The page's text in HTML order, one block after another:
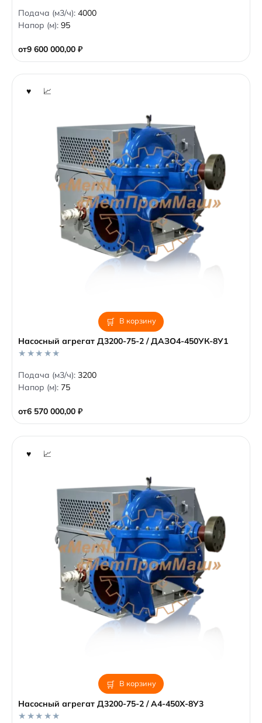
от9 600 000,00 ₽
0
o
u
f
5
Подача (м3/ч): 4000
Напор (м): 95
В корзину
Насосный агрегат Д3200-75-2 / ДАЗО4-450УК-8У1
от6 570 000,00 ₽
0
o
u
f
5
Подача (м3/ч): 3200
Напор (м): 75
В корзину
Насосный агрегат Д3200-75-2 / А4-450Х-8У3